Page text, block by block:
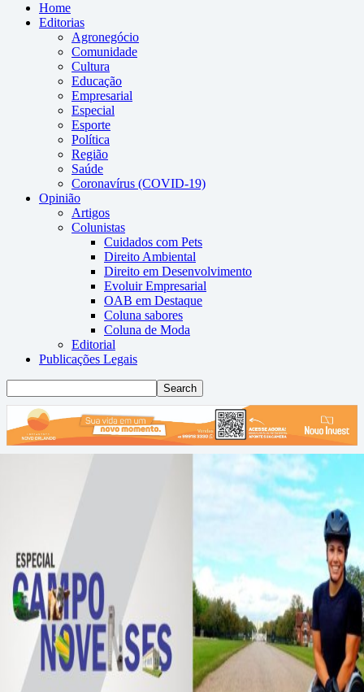
Home
Editorias
Agronegócio
Comunidade
Cultura
Educação
Empresarial
Especial
Esporte
Política
Região
Saúde
Coronavírus (COVID-19)
Opinião
Artigos
Colunistas
Cuidados com Pets
Direito Ambiental
Direito em Desenvolvimento
Evoluir Empresarial
OAB em Destaque
Coluna sabores
Coluna de Moda
Editorial
Publicações Legais